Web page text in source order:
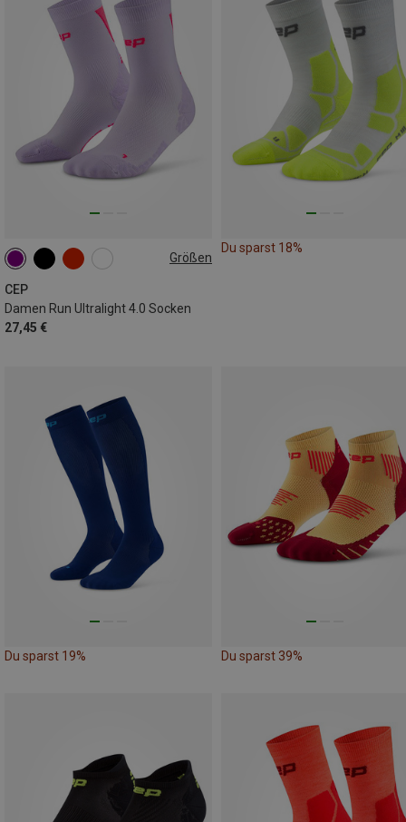
Größen
CEP
Damen Run Ultralight 4.0 Socken
27,45 €
34|35|36|37
37|38|39|40
41|42|43
Du sparst 18%
Du sparst 19% Du sparst 39%